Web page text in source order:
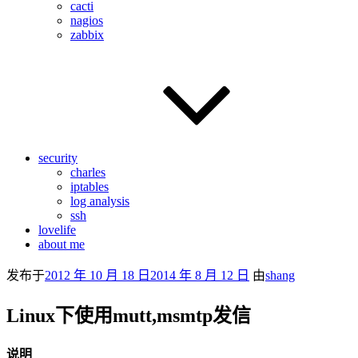
cacti
nagios
zabbix
security
charles
iptables
log analysis
ssh
lovelife
about me
发布于2012 年 10 月 18 日 2014 年 8 月 12 日 由shang
Linux下使用mutt,msmtp发信
说明